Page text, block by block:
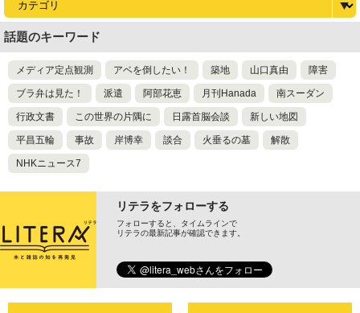
話題のキーワード
メディア定点観測 アベを倒したい！ 築地 山口真由 障害
ブラ弁は見た！ 派遣 阿部花恵 月刊Hanada 南スーダン
行政文書 この世界の片隅に 日露首脳会談 新しい地図
平昌五輪 事故 岸博幸 談合 火垂るの墓 解散
NHKニュース7
リテラをフォローする
フォローすると、タイムラインで
リテラの最新記事が確認できます。